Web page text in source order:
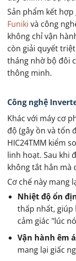
Sản phẩm kết
Funiki và công
không chỉ vận
còn giải quyết
tháng nhờ bộ đôi
thông minh.
Công nghệ
Khác với máy cơ
độ (gây ồn và tốn
HIC24TMM kiểm
linh hoạt. Sau khi
không tắt hẳn mà
Cơ chế này mang
Nhiệt độ ổn
thấp nhất, giúp
cảm giác "lúc
Vận hành êm
mang lại giấc